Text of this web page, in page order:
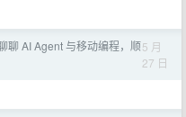
聊 AI Agent 与移动编程，顺5 月
27 日